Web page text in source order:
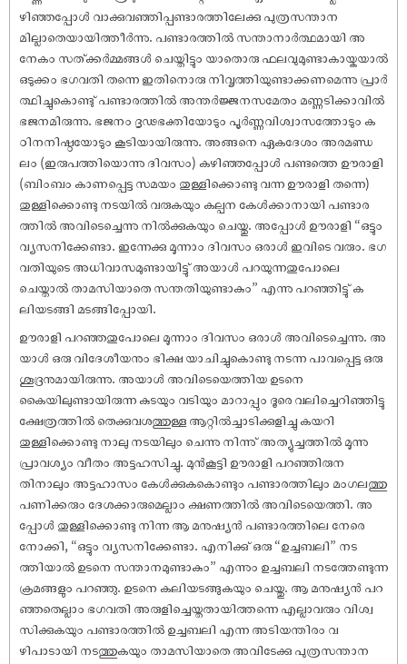
ഴിഞ്ഞപ്പോൾ വാക്കുവഞ്ഞിപ്പണ്ടാരത്തിലേക്കു പുത്രസന്താന
മില്ലാതെയായിത്തീർന്നു. പണ്ടാരത്തിൽ സന്താനാർത്ഥമായി അ
നേകം സത്ക്കർമ്മങ്ങൾ ചെയ്തിട്ടും യാതൊരു ഫലവുമുണ്ടാകായ്കയാൽ
ഒടുക്കം ഭഗവതി തന്നെ ഇതിനൊരു നിവൃത്തിയുണ്ടാക്കണമെന്നു പ്രാർ
ത്ഥിച്ചുകൊണ്ടു് പണ്ടാരത്തിൽ അന്തർജ്ജനസമേതം മണ്ണടിക്കാവിൽ
ഭജനമിരുന്നു. ഭജനം ദൃഢഭക്തിയോടും പൂർണ്ണവിശ്വാസത്തോടും ക
ഠിനനി‌ഷ്ഠയോടും കൂടിയായിരുന്നു. അങ്ങനെ ഏകദേശം അരമണ്ഡ
ലം (ഇരുപത്തിയൊന്നു ദിവസം) കഴിഞ്ഞപ്പോൾ പണ്ടത്തെ ഊരാളി
(ബിംബം കാണപ്പെട്ട സമയം തുള്ളിക്കൊണ്ടു വന്ന ഊരാളി തന്നെ)
തുള്ളിക്കൊണ്ടു നടയിൽ വരുകയും കല്പന കേൾക്കാനായി പണ്ടാര
ത്തിൽ അവിടെച്ചെന്നു നിൽക്കുകയും ചെയ്തു. അപ്പോൾ ഊരാളി “ഒട്ടും
വ്യസനിക്കേണ്ടാ. ഇന്നേക്കു മൂന്നാം ദിവസം ഒരാൾ ഇവിടെ വരും. ഭഗ
വതിയുടെ അധിവാസമുണ്ടായിട്ടു് അയാൾ പറയുന്നതുപോലെ
ചെയ്താൽ താമസിയാതെ സന്തതിയുണ്ടാകും” എന്നു പറഞ്ഞിട്ടു് ക
ലിയടങ്ങി മടങ്ങിപ്പോയി.
ഊരാളി പറഞ്ഞതുപോലെ മൂന്നാം ദിവസം ഒരാൾ അവിടെച്ചെന്നു. അ
യാൾ ഒരു വിദേശീയനും ഭിക്ഷ യാചിച്ചുകൊണ്ടു നടന്ന പാവപ്പെട്ട ഒരു
ശൂദ്രനുമായിരുന്നു. അയാൾ അവിടെയെത്തിയ ഉടനെ
കൈയിലുണ്ടായിരുന്ന കുടയും വടിയും മാറാപ്പും ദൂരെ വലിച്ചെറിഞ്ഞിട്ടു
ക്ഷേത്രത്തിൽ തെക്കുവശത്തുള്ള ആറ്റിൽച്ചാടിക്കുളിച്ചു കയറി
തുള്ളിക്കൊണ്ടു നാലു നടയിലും ചെന്നു നിന്നു് അത്യുച്ചത്തിൽ മൂന്നു
പ്രാവശ്യം വീതം അട്ടഹസിച്ചു. മുൻകൂട്ടി ഊരാളി പറഞ്ഞിരുന
തിനാലും അട്ടഹാസം കേൾക്കുകകൊണ്ടും പണ്ടാരത്തിലും മംഗലത്തു
പണിക്കരും ദേശക്കാരുമെല്ലാം ക്ഷണത്തിൽ അവിടെയെത്തി. അ
പ്പോൾ തുള്ളിക്കൊണ്ടു നിന്ന ആ മനു‌ഷ്യൻ പണ്ടാരത്തിലെ നേരെ
നോക്കി, “ഒട്ടും വ്യസനിക്കേണ്ടാ. എനിക്കു് ഒരു “ഉച്ചബലി” നട
ത്തിയാൽ ഉടനെ സന്താനമുണ്ടാകും” എന്നും ഉച്ചബലി നടത്തേണ്ടുന്ന
ക്രമങ്ങളും പറഞ്ഞു. ഉടനെ കലിയടങ്ങുകയും ചെയ്തു. ആ മനു‌ഷ്യൻ പറ
ഞ്ഞതെല്ലാം ഭഗവതി അരുളിച്ചെയ്തതായിത്തന്നെ എല്ലാവരും വിശ്വ
സിക്കുകയും പണ്ടാരത്തിൽ ഉച്ചബലി എന്ന അടിയന്തിരം വ
ഴിപാടായി നടത്തുകയും താമസിയാതെ അവിടേക്കു പുത്രസന്താന